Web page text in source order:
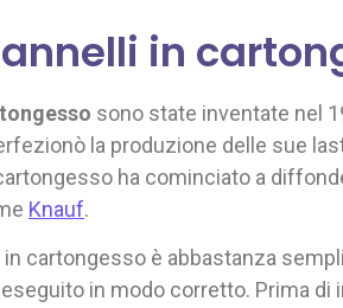
in
sono state inventate nel
la produzione delle sue
ha cominciato a
Knauf.
cartongesso è abbastanza
in modo corretto. Prima